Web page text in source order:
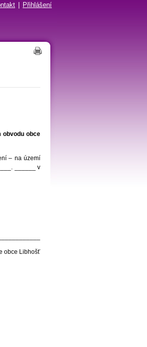
Přihlášení
obvodu obce
– na území
______ v
obce Libhošť